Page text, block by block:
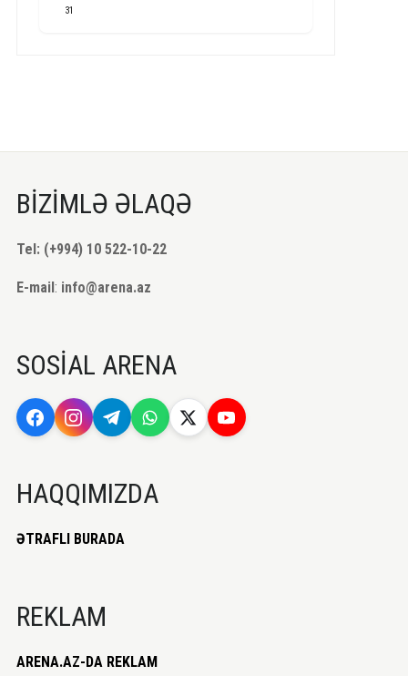
31
BİZİMLƏ ƏLAQƏ
Tel: (+994) 10 522-10-22
E-mail: info@arena.az
SOSİAL ARENA
HAQQIMIZDA
ƏTRAFLI BURADA
REKLAM
ARENA.AZ-DA REKLAM